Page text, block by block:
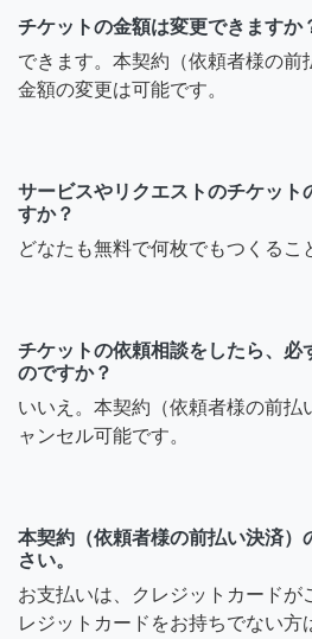
チケットの金額は変更できますか
できます。本契約（依頼者様の前
金額の変更は可能です。
サービスやリクエストのチケット
すか？
どなたも無料で何枚でもつくるこ
チケットの依頼相談をしたら、必
のですか？
いいえ。本契約（依頼者様の前払
ャンセル可能です。
本契約（依頼者様の前払い決済）
さい。
お支払いは、クレジットカードが
レジットカードをお持ちでない方